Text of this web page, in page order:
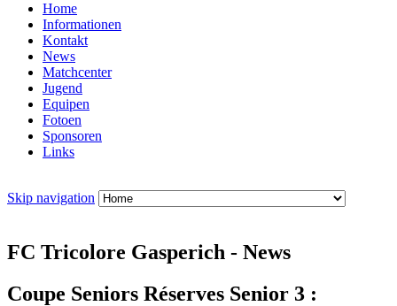
Home
Informationen
Kontakt
News
Matchcenter
Jugend
Equipen
Fotoen
Sponsoren
Links
Skip navigation
FC Tricolore Gasperich - News
Coupe Seniors Réserves Senior 3 :